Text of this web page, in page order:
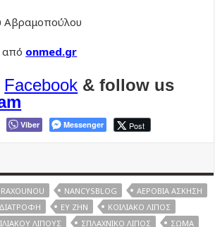
Αβραμοπούλου
από onmed.gr
Facebook & follow us
Viber Messenger Post
NANCYSBLOG
ΑΕΡΌΒΙΑ ΆΣΚΗΣΗ
ΔΙΑΤΡΟΦΉ ΕΥ ΖΗΝ
ΚΟΙΛΙΑΚΌ ΛΊΠΟΣ
ΛΊΠΟΥΣ ΣΠΛΑΧΝΙΚΌ ΛΊΠΟΣ
ΣΏΜΑ